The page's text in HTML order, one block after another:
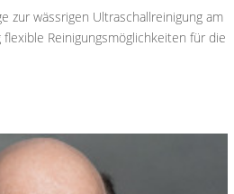
zur wässrigen Ultraschallreinigung am
Reinigungsmöglichkeiten für die